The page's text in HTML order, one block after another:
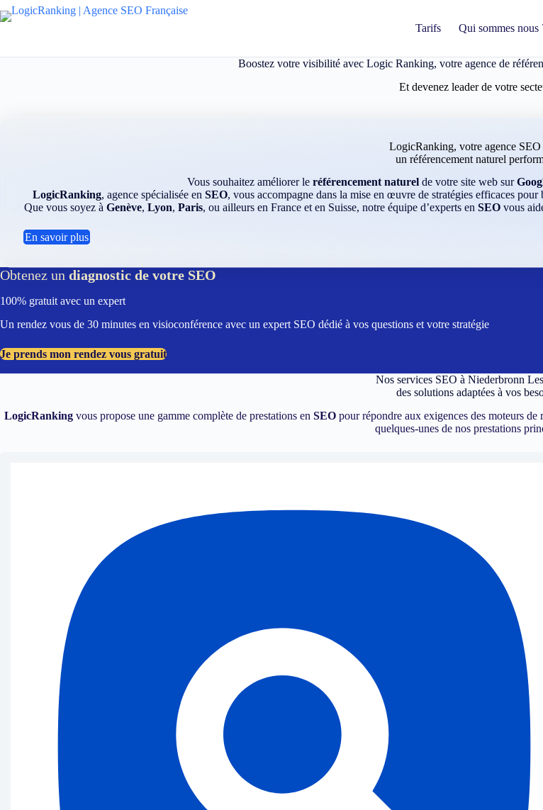
Passer
au
Tarifs Qui sommes nous
Boostez votre visibilité avec Logic Ranking, votre agence de
Et devenez leader de votre
LogicRanking, votre agence SEO
un référencement naturel
Vous souhaitez améliorer le référencement naturel de votre site web sur
LogicRanking, agence spécialisée en SEO, vous accompagne dans la mise en œuvre de stratégies efficaces
Que vous soyez à Genève, Lyon, Paris, ou ailleurs en France et en Suisse, notre équipe d’experts en SEOvous
En savoir plus
Obtenez un diagnostic de votre SEO
100% gratuit avec un expert
Un rendez vous de 30 minutes en visioconférence avec un expert SEO dédié à vos questions et votre stratégie
Je prends mon rendez vous gratuit
Nos services SEO à Niederbronn
des solutions adaptées à vos
LogicRanking vous propose une gamme complète de prestations en SEO pour répondre aux exigences des moteurs
quelques-unes de nos prestations